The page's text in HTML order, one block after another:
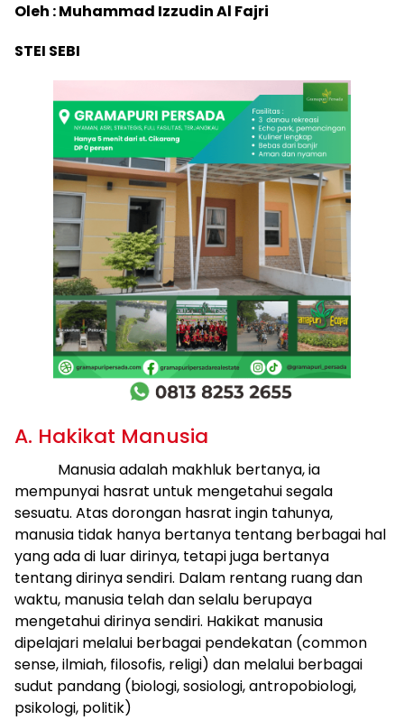
Oleh : Muhammad Izzudin Al Fajri
STEI SEBI
A. Hakikat Manusia
Manusia adalah makhluk bertanya, ia
mempunyai hasrat untuk mengetahui segala
sesuatu. Atas dorongan hasrat ingin tahunya,
manusia tidak hanya bertanya tentang berbagai hal
yang ada di luar dirinya, tetapi juga bertanya
tentang dirinya sendiri. Dalam rentang ruang dan
waktu, manusia telah dan selalu berupaya
mengetahui dirinya sendiri. Hakikat manusia
dipelajari melalui berbagai pendekatan (common
sense, ilmiah, filosofis, religi) dan melalui berbagai
sudut pandang (biologi, sosiologi, antropobiologi,
psikologi, politik)